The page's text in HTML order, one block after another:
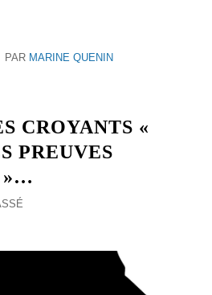
PAR MARINE QUENIN
CROYANTS «
PREUVES
»…